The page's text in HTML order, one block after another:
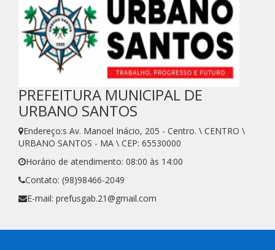
PREFEITURA MUNICIPAL DE
URBANO SANTOS
Endereço:s Av. Manoel Inácio, 205 - Centro. \ CENTRO \
URBANO SANTOS - MA \ CEP: 65530000
Horário de atendimento: 08:00 às 14:00
Contato: (98)98466-2049
E-mail: prefusgab.21@gmail.com